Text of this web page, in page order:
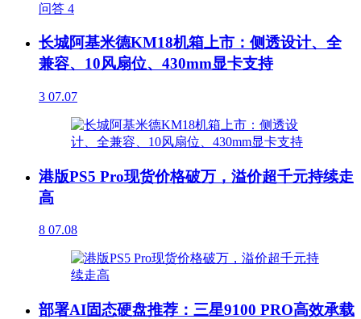
问答 4
长城阿基米德KM18机箱上市：侧透设计、全
兼容、10风扇位、430mm显卡支持
3 07.07
港版PS5 Pro现货价格破万，溢价超千元持续走
高
8 07.08
部署AI固态硬盘推荐：三星9100 PRO高效承载